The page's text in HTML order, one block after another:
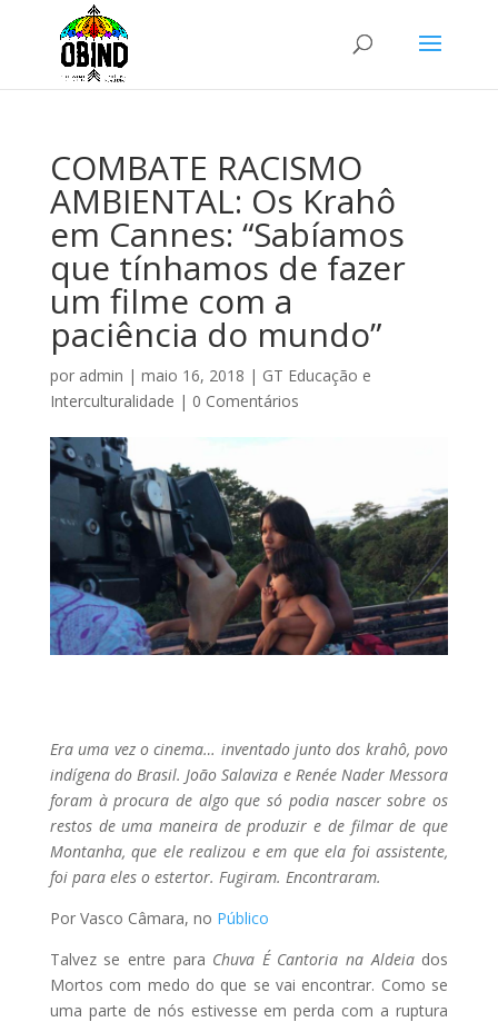
COMBATE RACISMO
AMBIENTAL: Os Krahô
em Cannes: “Sabíamos
que tínhamos de fazer
um filme com a
paciência do mundo”
por admin | maio 16, 2018 | GT Educação e
Interculturalidade | 0 Comentários
Era uma vez o cinema… inventado junto dos krahô, povo
indígena do Brasil. João Salaviza e Renée Nader Messora
foram à procura de algo que só podia nascer sobre os
restos de uma maneira de produzir e de filmar de que
Montanha, que ele realizou e em que ela foi assistente,
foi para eles o estertor. Fugiram. Encontraram.
Por Vasco Câmara, no Público
Talvez se entre para Chuva É Cantoria na Aldeia dos
Mortos com medo do que se vai encontrar. Como se
uma parte de nós estivesse em perda com a ruptura